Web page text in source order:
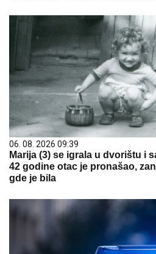
06. 08. 2026 09:39
Marija (3) se igrala u dvorištu i
42 godine otac je pronašao,
gde je bila